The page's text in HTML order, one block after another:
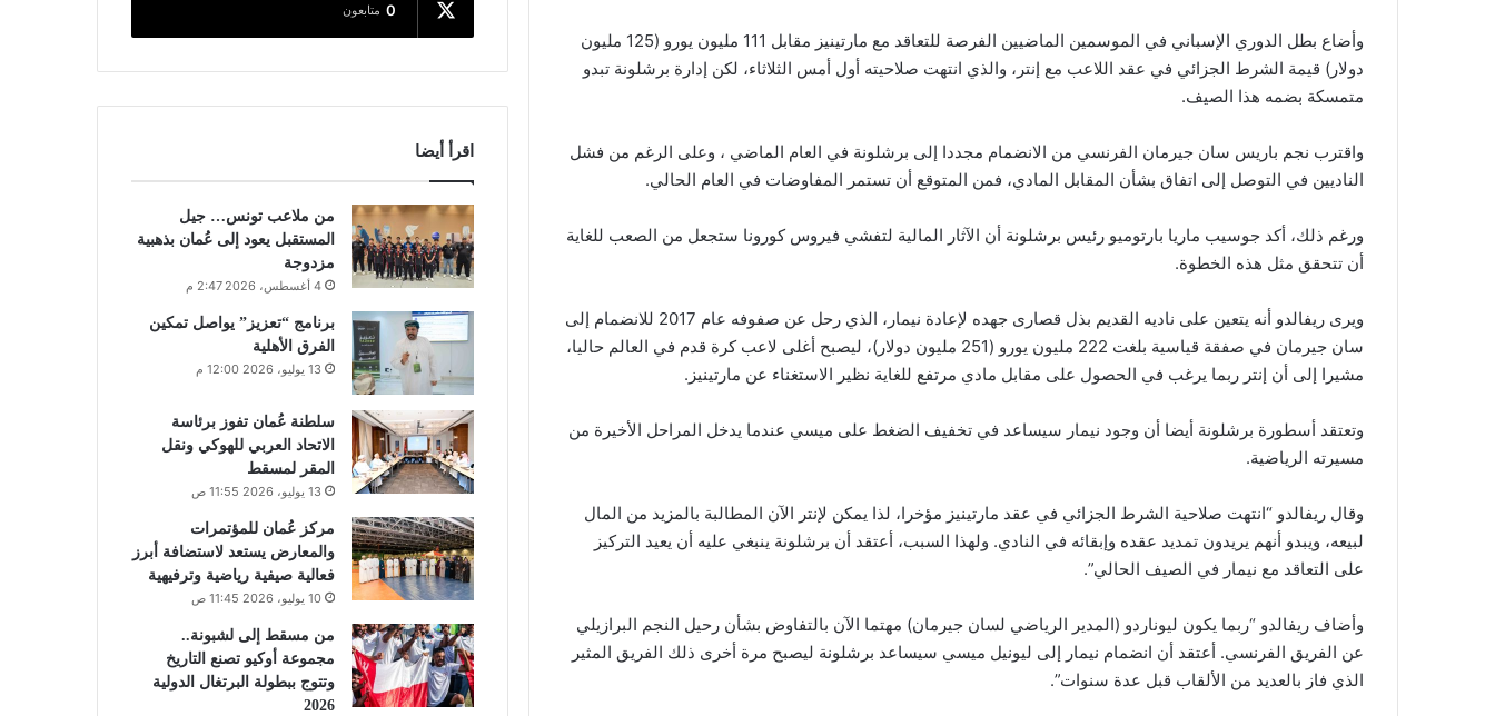
وأضاع بطل الدوري الإسباني في الموسمين الماضيين الفرصة للتعاقد مع مارتينيز مقابل 111 مليون يورو (125 مليون
دولار) قيمة الشرط الجزائي في عقد اللاعب مع إنتر، والذي انتهت صلاحيته أول أمس الثلاثاء، لكن إدارة برشلونة تبدو
متمسكة بضمه هذا الصيف.
واقترب نجم باريس سان جيرمان الفرنسي من الانضمام مجددا إلى برشلونة في العام الماضي ، وعلى الرغم من فشل
الناديين في التوصل إلى اتفاق بشأن المقابل المادي، فمن المتوقع أن تستمر المفاوضات في العام الحالي.
ورغم ذلك، أكد جوسيب ماريا بارتوميو رئيس برشلونة أن الآثار المالية لتفشي فيروس كورونا ستجعل من الصعب للغاية
أن تتحقق مثل هذه الخطوة.
ويرى ريفالدو أنه يتعين على ناديه القديم بذل قصارى جهده لإعادة نيمار، الذي رحل عن صفوفه عام 2017 للانضمام إلى
سان جيرمان في صفقة قياسية بلغت 222 مليون يورو (251 مليون دولار)، ليصبح أغلى لاعب كرة قدم في العالم حاليا،
مشيرا إلى أن إنتر ربما يرغب في الحصول على مقابل مادي مرتفع للغاية نظير الاستغناء عن مارتينيز.
وتعتقد أسطورة برشلونة أيضا أن وجود نيمار سيساعد في تخفيف الضغط على ميسي عندما يدخل المراحل الأخيرة من
مسيرته الرياضية.
وقال ريفالدو “انتهت صلاحية الشرط الجزائي في عقد مارتينيز مؤخرا، لذا يمكن لإنتر الآن المطالبة بالمزيد من المال
لبيعه، ويبدو أنهم يريدون تمديد عقده وإبقائه في النادي. ولهذا السبب، أعتقد أن برشلونة ينبغي عليه أن يعيد التركيز
على التعاقد مع نيمار في الصيف الحالي”.
وأضاف ريفالدو “ربما يكون ليوناردو (المدير الرياضي لسان جيرمان) مهتما الآن بالتفاوض بشأن رحيل النجم البرازيلي
عن الفريق الفرنسي. أعتقد أن انضمام نيمار إلى ليونيل ميسي سيساعد برشلونة ليصبح مرة أخرى ذلك الفريق المثير
الذي فاز بالعديد من الألقاب قبل عدة سنوات”.
0 متابعون
اقرأ أيضا
من ملاعب تونس… جيل
المستقبل يعود إلى عُمان بذهبية
مزدوجة
4 أغسطس، 2026 2:47 م
برنامج “تعزيز” يواصل تمكين
الفرق الأهلية
13 يوليو، 2026 12:00 م
سلطنة عُمان تفوز برئاسة
الاتحاد العربي للهوكي ونقل
المقر لمسقط
13 يوليو، 2026 11:55 ص
مركز عُمان للمؤتمرات
والمعارض يستعد لاستضافة أبرز
فعالية صيفية رياضية وترفيهية
10 يوليو، 2026 11:45 ص
من مسقط إلى لشبونة..
مجموعة أوكيو تصنع التاريخ
وتتوج ببطولة البرتغال الدولية
2026